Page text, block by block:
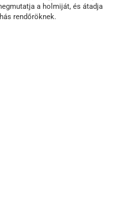
a holmiját, és átadja
rendőröknek.